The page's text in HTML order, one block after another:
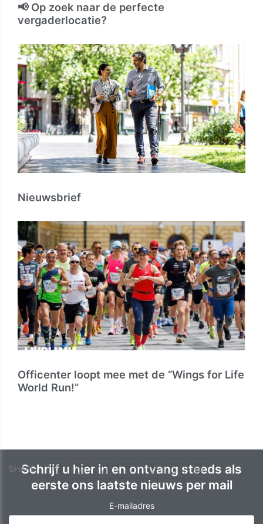
SHARE
📢 Op zoek naar de perfecte
vergaderlocatie?
Nieuwsbrief
Officenter loopt mee met de “Wings for Life
World Run!”
Schrijf u hier in en ontvang steeds als
eerste ons laatste nieuws per mail
E-mailadres